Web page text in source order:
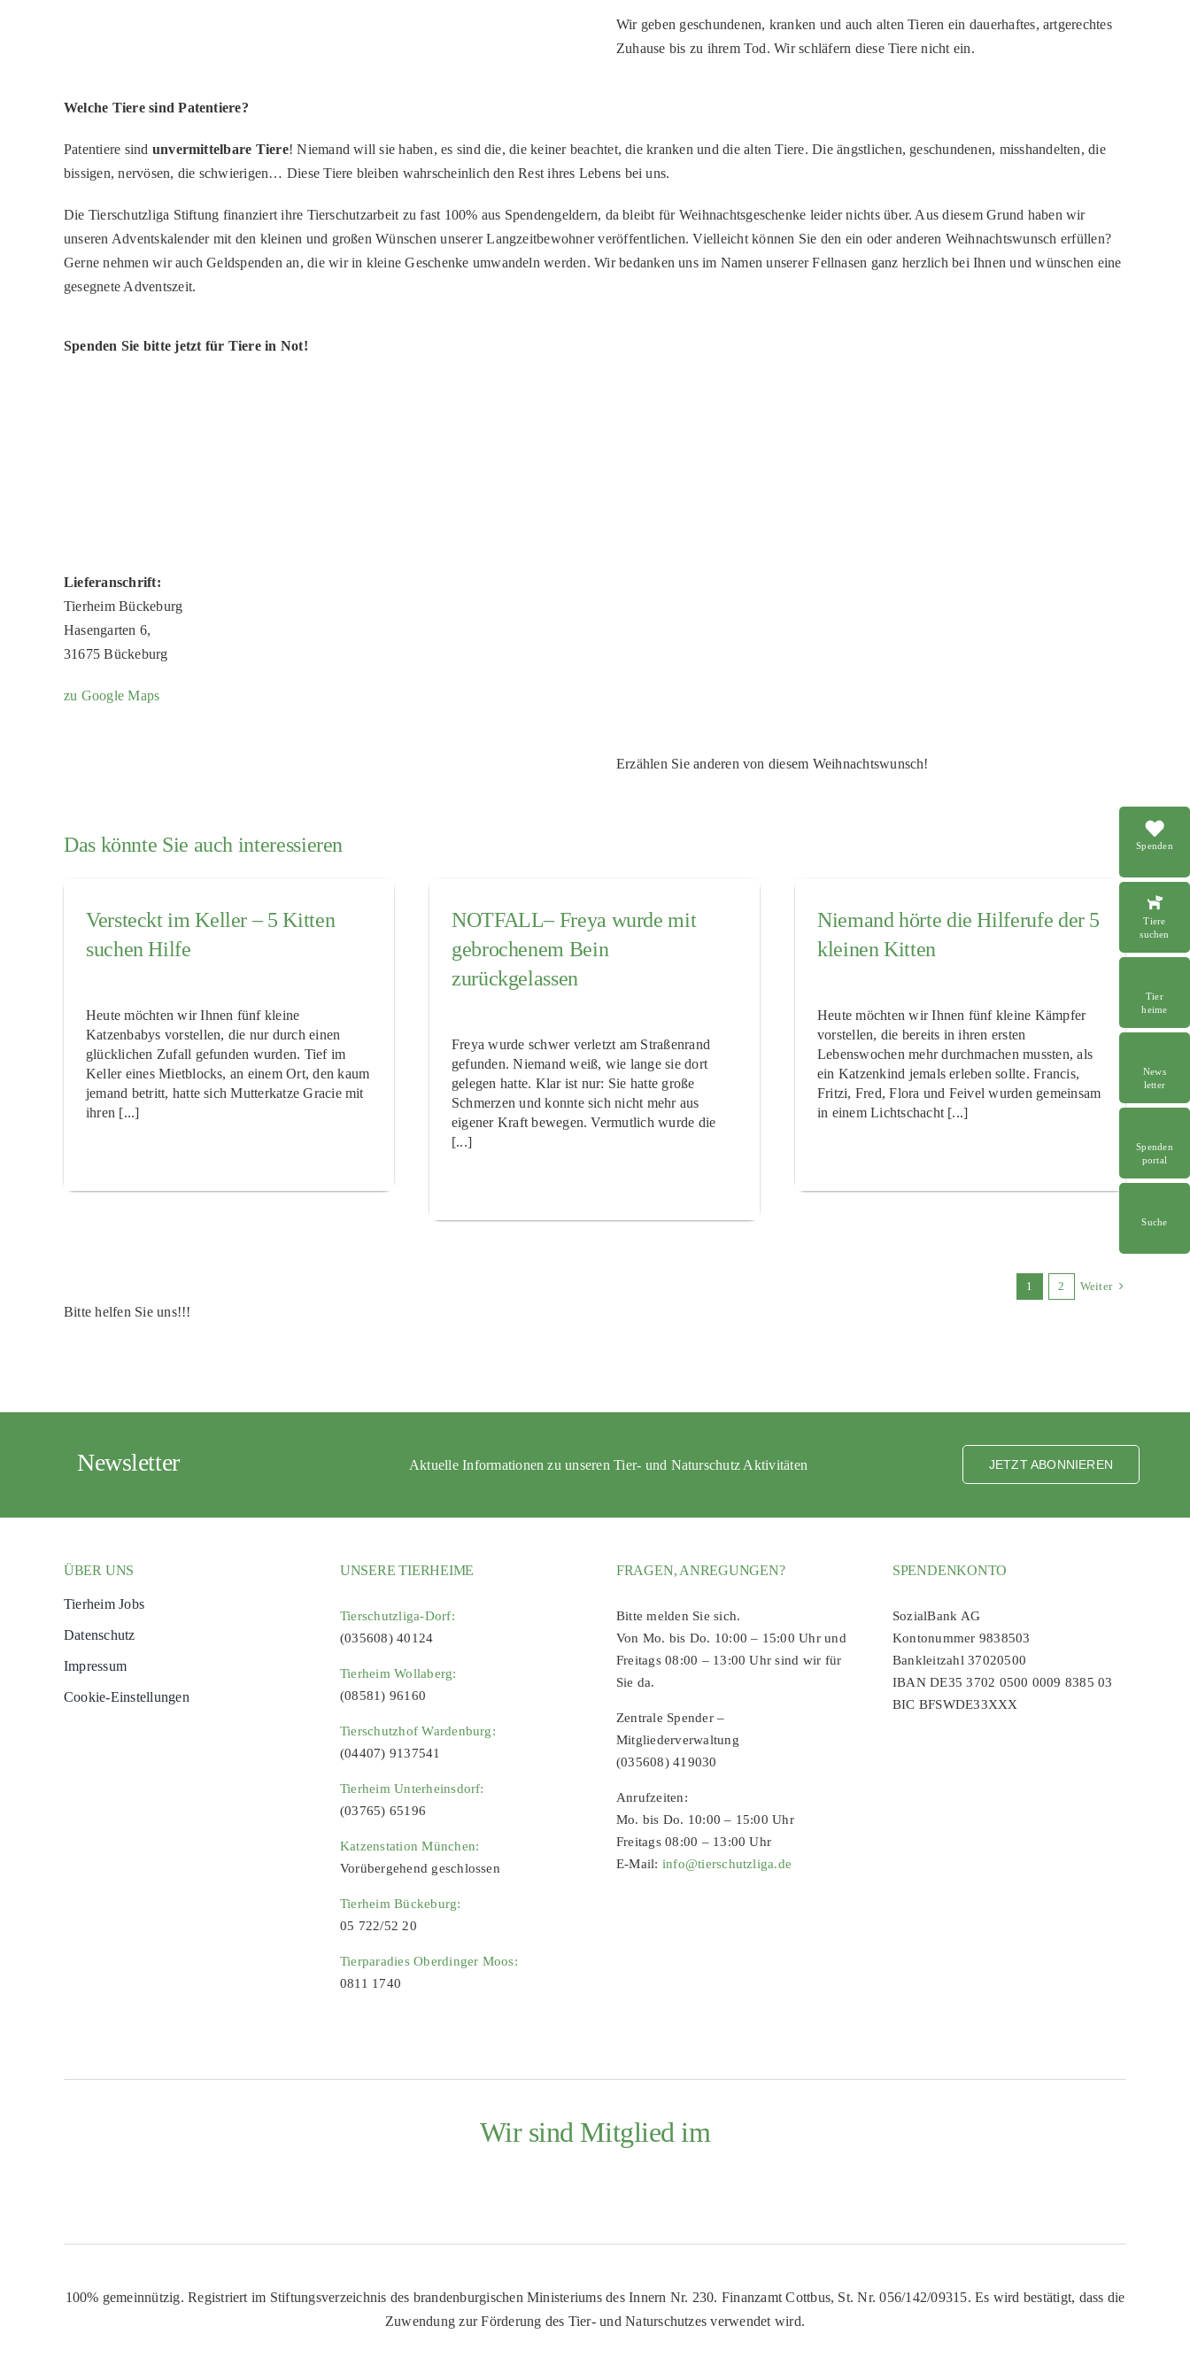
Spenden
Tiere
suchen
Tier
heime
News
letter
Spenden
portal
Suche
Wir geben geschundenen, kranken und auch alten Tieren ein dauerhaftes, artgerechtes
Zuhause bis zu ihrem Tod. Wir schläfern diese Tiere nicht ein.
Welche Tiere sind Patentiere?
Patentiere sind unvermittelbare Tiere! Niemand will sie haben, es sind die, die keiner beachtet, die kranken und die alten Tiere. Die ängstlichen, geschundenen, misshandelten, die
bissigen, nervösen, die schwierigen… Diese Tiere bleiben wahrscheinlich den Rest ihres Lebens bei uns.
Die Tierschutzliga Stiftung finanziert ihre Tierschutzarbeit zu fast 100% aus Spendengeldern, da bleibt für Weihnachtsgeschenke leider nichts über. Aus diesem Grund haben wir
unseren Adventskalender mit den kleinen und großen Wünschen unserer Langzeitbewohner veröffentlichen. Vielleicht können Sie den ein oder anderen Weihnachtswunsch erfüllen?
Gerne nehmen wir auch Geldspenden an, die wir in kleine Geschenke umwandeln werden. Wir bedanken uns im Namen unserer Fellnasen ganz herzlich bei Ihnen und wünschen eine
gesegnete Adventszeit.
Spenden Sie bitte jetzt für Tiere in Not!
Lieferanschrift:
Tierheim Bückeburg
Hasengarten 6,
31675 Bückeburg
zu Google Maps
Erzählen Sie anderen von diesem Weihnachtswunsch!
Das könnte Sie auch interessieren
Versteckt im Keller – 5 Kitten
suchen Hilfe
Heute möchten wir Ihnen fünf kleine
Katzenbabys vorstellen, die nur durch einen
glücklichen Zufall gefunden wurden. Tief im
Keller eines Mietblocks, an einem Ort, den kaum
jemand betritt, hatte sich Mutterkatze Gracie mit
ihren [...]
NOTFALL– Freya wurde mit
gebrochenem Bein
zurückgelassen
Freya wurde schwer verletzt am Straßenrand
gefunden. Niemand weiß, wie lange sie dort
gelegen hatte. Klar ist nur: Sie hatte große
Schmerzen und konnte sich nicht mehr aus
eigener Kraft bewegen. Vermutlich wurde die
[...]
Niemand hörte die Hilferufe der 5
kleinen Kitten
Heute möchten wir Ihnen fünf kleine Kämpfer
vorstellen, die bereits in ihren ersten
Lebenswochen mehr durchmachen mussten, als
ein Katzenkind jemals erleben sollte. Francis,
Fritzi, Fred, Flora und Feivel wurden gemeinsam
in einem Lichtschacht [...]
1 2 Weiter
Bitte helfen Sie uns!!!
Newsletter Aktuelle Informationen zu unseren Tier- und Naturschutz Aktivitäten JETZT ABONNIEREN
ÜBER UNS
Tierheim Jobs
Datenschutz
Impressum
Cookie-Einstellungen
UNSERE TIERHEIME
Tierschutzliga-Dorf:
(035608) 40124
Tierheim Wollaberg:
(08581) 96160
Tierschutzhof Wardenburg:
(04407) 9137541
Tierheim Unterheinsdorf:
(03765) 65196
Katzenstation München:
Vorübergehend geschlossen
Tierheim Bückeburg:
05 722/52 20
Tierparadies Oberdinger Moos:
0811 1740
FRAGEN, ANREGUNGEN?
Bitte melden Sie sich.
Von Mo. bis Do. 10:00 – 15:00 Uhr und
Freitags 08:00 – 13:00 Uhr sind wir für
Sie da.
Zentrale Spender –
Mitgliederverwaltung
(035608) 419030
Anrufzeiten:
Mo. bis Do. 10:00 – 15:00 Uhr
Freitags 08:00 – 13:00 Uhr
E-Mail: info@tierschutzliga.de
SPENDENKONTO
SozialBank AG
Kontonummer 9838503
Bankleitzahl 37020500
IBAN DE35 3702 0500 0009 8385 03
BIC BFSWDE33XXX
Wir sind Mitglied im
100% gemeinnützig. Registriert im Stiftungsverzeichnis des brandenburgischen Ministeriums des Innern Nr. 230. Finanzamt Cottbus, St. Nr. 056/142/09315. Es wird bestätigt, dass die
Zuwendung zur Förderung des Tier- und Naturschutzes verwendet wird.